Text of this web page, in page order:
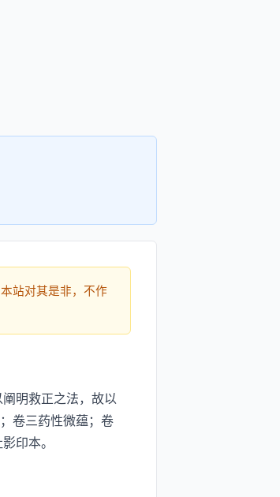
站对其是非，不作
明救正之法，故以
卷三药性微蕴；卷
印本。